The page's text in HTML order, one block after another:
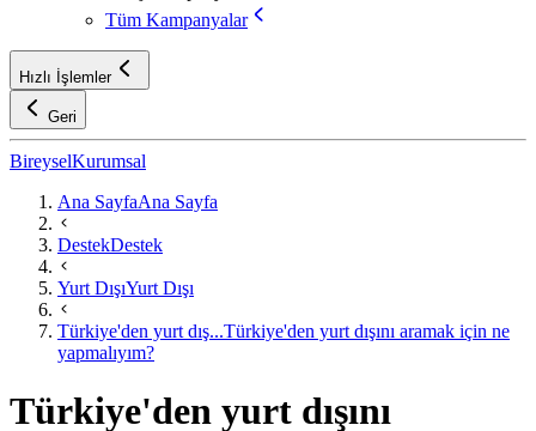
Tüm Kampanyalar
Hızlı İşlemler
Geri
BireyselKurumsal
Ana SayfaAna Sayfa
DestekDestek
Yurt DışıYurt Dışı
Türkiye'den yurt dış...Türkiye'den yurt dışını aramak için ne
yapmalıyım?
Türkiye'den yurt dışını